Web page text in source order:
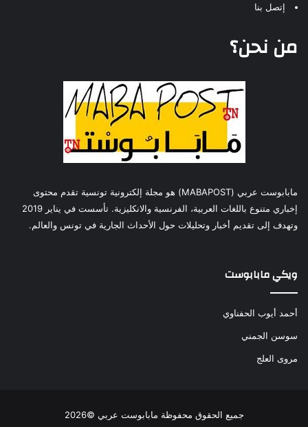
إتصل بنا
من نحن؟
مابابوست عربي (MABAPOST) هو مجلة إلكترونية تونسية تقدم محتوى
إخباري متنوع باللغات العربية، الفرنسية والانكليزية. تأسست في يناير 2019
وتهدف إلى تقديم أخبار وتحليلات حول الأحداث الجارية في تونس والعالم.
ويكي مابابوست
أحمد أيوب الحفناوي
سوسن الجمني
مروى العلج
جميع الحقوق محفوظة مابابوست عربي ©2026